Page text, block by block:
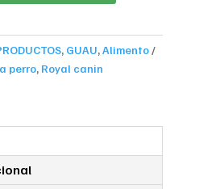
, GUAU,Alimento
perro, Royal canin